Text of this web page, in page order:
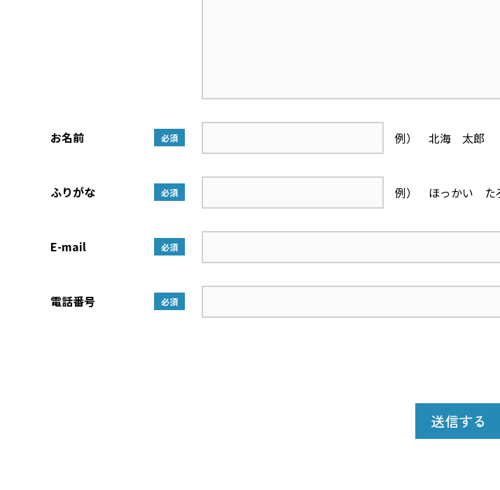
お名前 必須 例） 北海 太郎
ふりがな 必須 例） ほっかい た
E-mail 必須
電話番号 必須